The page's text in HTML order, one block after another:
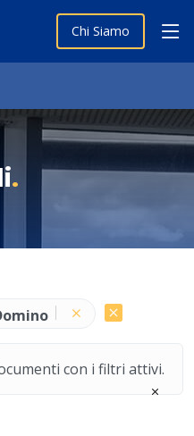
Chi Siamo
.
con i filtri attivi.